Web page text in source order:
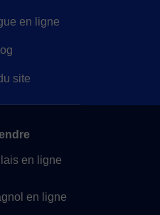
en ligne
site
en ligne
en ligne